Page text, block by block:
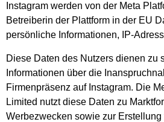
Instagram werden von der Meta
Betreiberin der Plattform in der EU
persönliche Informationen, IP-
Diese Daten des Nutzers dienen zu
Informationen über die
Firmenpräsenz auf Instagram. Die
Limited nutzt diese Daten zu
Werbezwecken sowie zur